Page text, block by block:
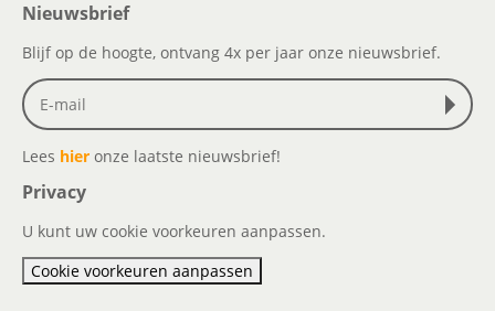
Nieuwsbrief
Blijf op de hoogte, ontvang 4x per jaar onze nieuwsbrief.
Lees hier onze laatste nieuwsbrief!
Privacy
U kunt uw cookie voorkeuren aanpassen.
Cookie voorkeuren aanpassen